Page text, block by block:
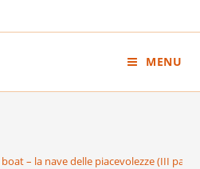
MENU
boat – la nave delle piacevolezze (III